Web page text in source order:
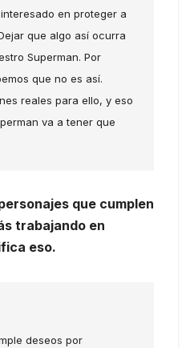
en proteger a
que algo así ocurra
Superman. Por
que no es así.
reales para ello, y eso
va a tener que
que cumplen
trabajando en
eso.
deseos por